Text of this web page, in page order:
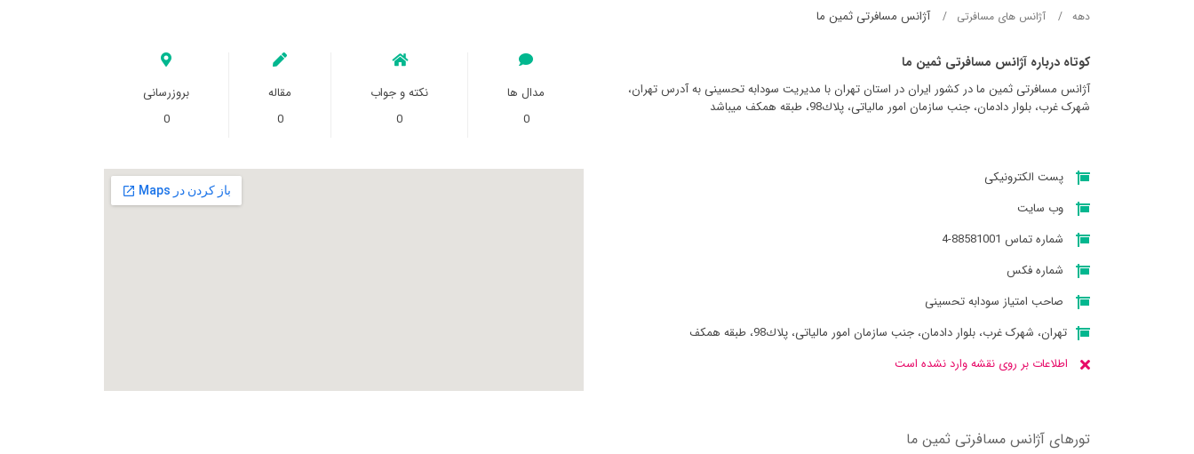
دهه آژانس های مسافرتی آژانس مسافرتی ثمين ما
کوتاه درباره آژانس مسافرتی ثمين ما
آژانس مسافرتی ثمين ما در کشور ایران در استان تهران با مدیریت سودابه تحسینی به آدرس تهران،
شهرک غرب، بلوار دادمان، جنب سازمان امور مالیاتی، پلاك98، طبقه همکف میباشد
مدال ها
0
نکته و جواب
0
مقاله
0
بروزرسانی
0
پست الکترونیکی
وب سایت
شماره تماس 88581001-4
شماره فکس
صاحب امتیاز سودابه تحسینی
تهران، شهرک غرب، بلوار دادمان، جنب سازمان امور مالیاتی، پلاك98، طبقه همکف
اطلاعات بر روی نقشه وارد نشده است
تورهای آژانس مسافرتی ثمين ما